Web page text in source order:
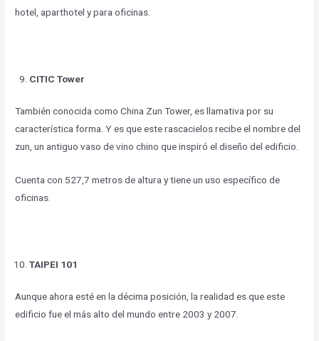
hotel, aparthotel y para oficinas.
CITIC Tower
También conocida como China Zun Tower, es llamativa por su
característica forma. Y es que este rascacielos recibe el nombre del
zun, un antiguo vaso de vino chino que inspiró el diseño del edificio.
Cuenta con 527,7 metros de altura y tiene un uso específico de
oficinas.
TAIPEI 101
Aunque ahora esté en la décima posición, la realidad es que este
edificio fue el más alto del mundo entre 2003 y 2007.